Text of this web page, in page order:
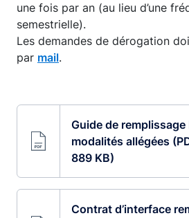
une fois par an (au lieu d’une
semestrielle).
Les demandes de dérogation
par mail.
Guide de remplissage
modalités allégées
889 KB)
Contrat d’interface